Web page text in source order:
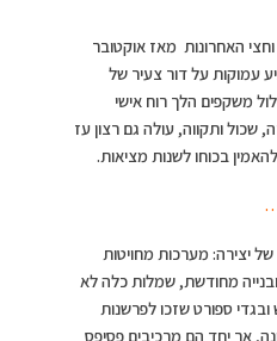
האחרונות מאז אוקטובר
עמוקות על דור צעיר של
משקפים הלך רוח אישי
שכול ותקווה, עולה גם רצון עז
בכוחו לשנות מציאות.
יצירה: מערכות מחויטות
ובנייה מחודשת, שמלות כלה לא
ובגדי ספורט שזכו לפרשנות
אך יחד הם מרכיבים פסיפס